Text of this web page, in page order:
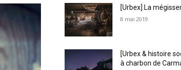
[Urbex] La
8 mai 2019
[Urbex & histoire
à charbon de